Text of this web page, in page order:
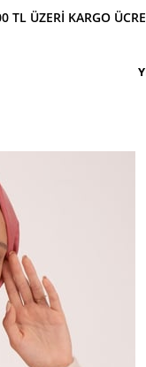
KARGO